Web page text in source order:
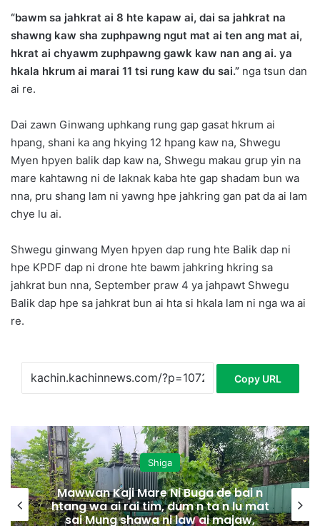
“bawm sa jahkrat ai 8 hte kapaw ai, dai sa jahkrat na
shawng kaw sha zuphpawng ngut mat ai ten ang mat ai,
hkrat ai chyawm zuphpawng gawk kaw nan ang ai. ya
hkala hkrum ai marai 11 tsi rung kaw du sai.” nga tsun dan
ai re.
Dai zawn Ginwang uphkang rung gap gasat hkrum ai
hpang, shani ka ang hkying 12 hpang kaw na, Shwegu
Myen hpyen balik dap kaw na, Shwegu makau grup yin na
mare kahtawng ni de laknak kaba hte gap shadam bun wa
nna, pru shang lam ni yawng hpe jahkring gan pat da ai lam
chye lu ai.
Shwegu ginwang Myen hpyen dap rung hte Balik dap ni
hpe KPDF dap ni drone hte bawm jahkring hkring sa
jahkrat bun nna, September praw 4 ya jahpawt Shwegu
Balik dap hpe sa jahkrat bun ai hta si hkala lam ni nga wa ai
re.
Copy URL
Shiga
Mawwan Kaji Mare Ni Buga de bai n
htang wa ai rai tim, dum n ta n lu mat
sai Mung shawa ni law ai majaw,